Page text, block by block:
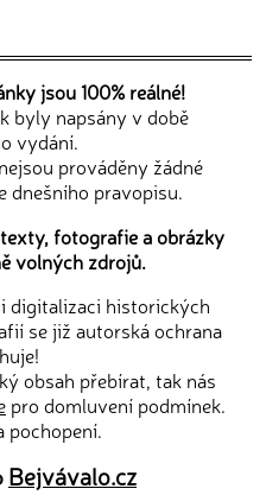
jsou 100% reálné!
byly napsány v době
vydání.
prováděny žádné
dnešního pravopisu.
fotografie a obrázky
volných zdrojů.
digitalizaci historických
se již autorská ochrana
obsah přebírat, tak nás
pro domluvení podmínek.
pochopení.
Bejvávalo.cz